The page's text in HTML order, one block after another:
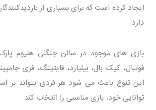
ایجاد کرده است که برای بسیاری از
دارد.
بازی های موجود در سالن جنگلی هلیوم
فوتبال، کیک بال، بیلیارد، فایتینگ، فری
این تنوع باعث می شود هر فردی بتواند بر
توانایی خود، بازی مناسبی را انتخاب کند.